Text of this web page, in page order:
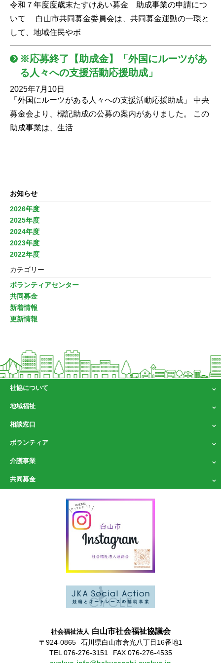
令和７年度度歳末たすけあい募金 助成事業の申請につ
いて 白山市共同募金委員会は、共同募金運動の一環と
して、地域住民やボ
※応募終了【助成金】「外国にルーツがあ
る人々への支援活動応援助成」
2025年7月10日
「外国にルーツがある人々への支援活動応援助成」 中央
募金会より、標記助成の公募の案内がありました。 この
助成事業は、生活
お知らせ
2026年度
2025年度
2024年度
2023年度
2022年度
カテゴリー
ボランティアセンター
共同募金
新着情報
更新情報
社協について
地域福祉
相談窓口
ボランティア
介護事業
共同募金
社会福祉法人 白山市社会福祉協議会
〒924-0865
石川県白山市倉光八丁目16番地1
TEL 076-276-3151
FAX 076-276-4535